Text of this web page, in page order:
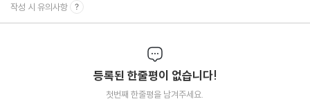
친구를 요리하다
‘동물복지’ 농장의 세 가지 선택지
불편함에 대하여 : DIY 사육, DIY 도축
육식과 채식에 대한 몇 가지 오해
작성 시 유의사항
등록된 한줄평이 없습니다!
첫번째 한줄평을 남겨주세요.